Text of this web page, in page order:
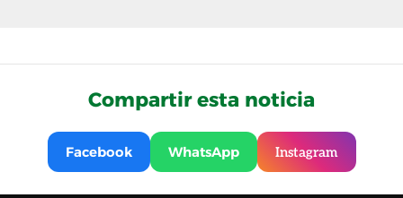
Compartir esta noticia
Facebook WhatsApp Instagram